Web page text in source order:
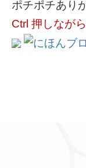
ポチポチあり
Ctrl 押しなが